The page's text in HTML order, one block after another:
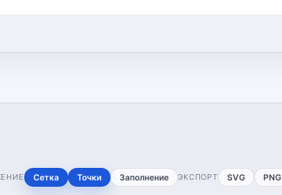
Сетка Точки Заполнение ЭКСПОРТ SVG PNG